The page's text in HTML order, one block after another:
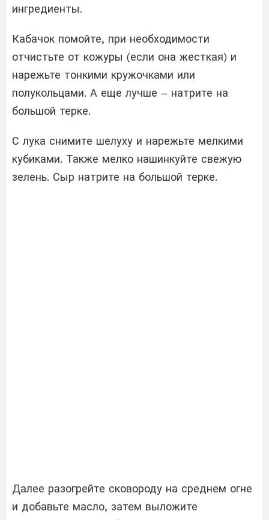
ингредиенты.
Кабачок помойте, при необходимости
отчистьте от кожуры (если она жесткая) и
нарежьте тонкими кружочками или
полукольцами. А еще лучше – натрите на
большой терке.
С лука снимите шелуху и нарежьте мелкими
кубиками. Также мелко нашинкуйте свежую
зелень. Сыр натрите на большой терке.
Далее разогрейте сковороду на среднем огне
и добавьте масло, затем выложите